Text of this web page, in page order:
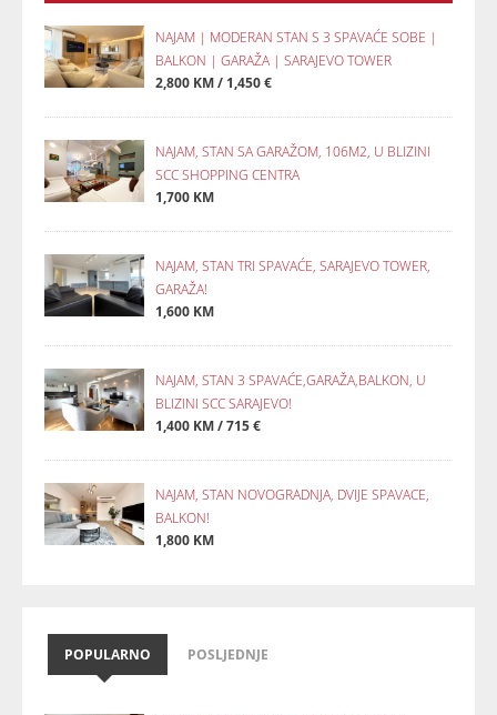
NAJAM | MODERAN STAN S 3 SPAVAĆE SOBE |
BALKON | GARAŽA | SARAJEVO TOWER
2,800 KM / 1,450 €
NAJAM, STAN SA GARAŽOM, 106M2, U BLIZINI
SCC SHOPPING CENTRA
1,700 KM
NAJAM, STAN TRI SPAVAĆE, SARAJEVO TOWER,
GARAŽA!
1,600 KM
NAJAM, STAN 3 SPAVAĆE,GARAŽA,BALKON, U
BLIZINI SCC SARAJEVO!
1,400 KM / 715 €
NAJAM, STAN NOVOGRADNJA, DVIJE SPAVACE,
BALKON!
1,800 KM
POPULARNO POSLJEDNJE